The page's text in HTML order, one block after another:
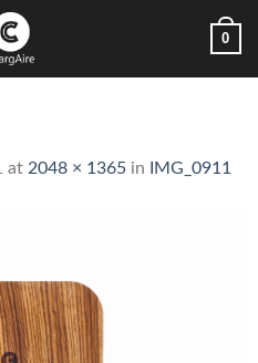
0
at 2048 × 1365 in IMG_0911